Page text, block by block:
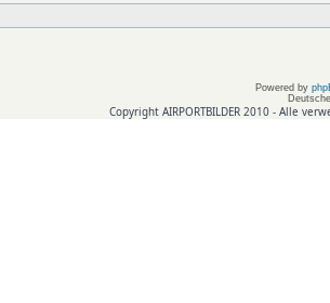
Powered by
Copyright AIRPORTBILDER 2010 - Alle